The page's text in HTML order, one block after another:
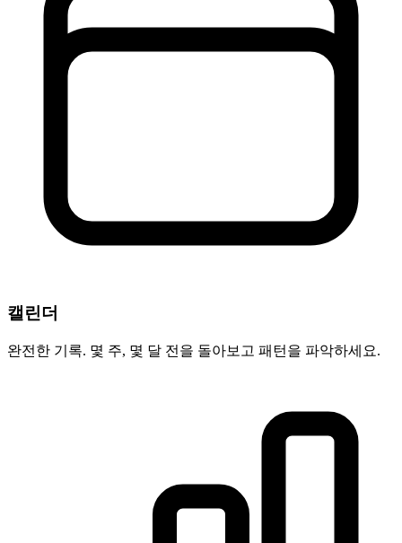
캘린더
완전한 기록. 몇 주, 몇 달 전을 돌아보고 패턴을 파악하세요.